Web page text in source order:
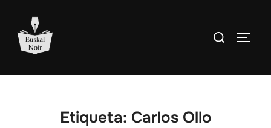
contenido
Buscar:
Etiqueta: Carlos Ollo